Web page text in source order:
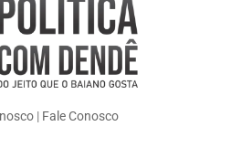
| Fale Conosco